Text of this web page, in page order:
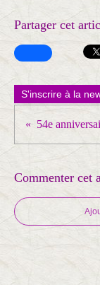
Partager cet
S'inscrire à la
Commenter cet